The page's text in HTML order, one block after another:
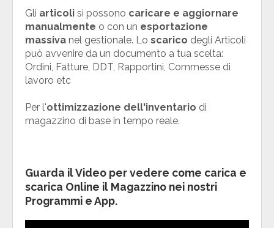
Gli articoli si possono caricare e aggiornare
manualmente o con un esportazione
massiva nel gestionale. Lo scarico degli Articoli
può avvenire da un documento a tua scelta:
Ordini, Fatture, DDT, Rapportini, Commesse di
lavoro etc
Per l'ottimizzazione dell'inventario di
magazzino di base in tempo reale.
Guarda ilVideo per vedere come carica e
scarica Online il Magazzino nei nostri
Programmi e App.